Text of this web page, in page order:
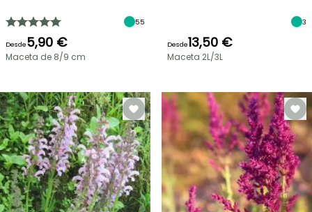
55
Desde5,90 €
Maceta de 8/9 cm
3
Desde13,50 €
Maceta 2L/3L